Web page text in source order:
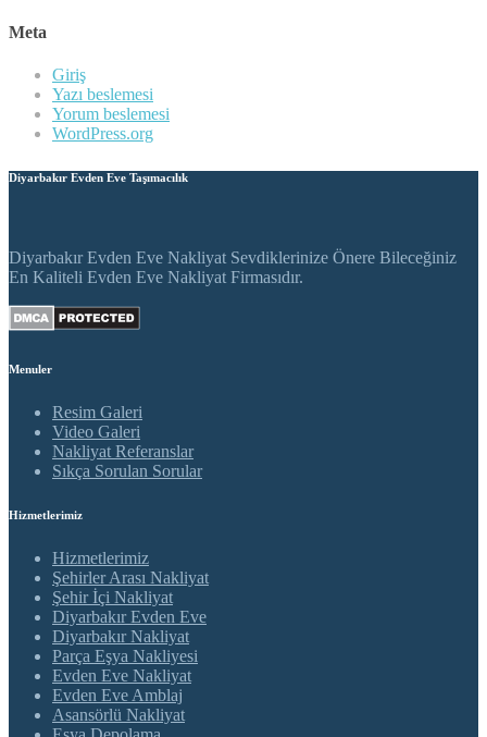
Meta
Giriş
Yazı beslemesi
Yorum beslemesi
WordPress.org
Diyarbakır Evden Eve Taşımacılık
Diyarbakır Evden Eve Nakliyat Sevdiklerinize Önere Bileceğiniz
En Kaliteli Evden Eve Nakliyat Firmasıdır.
Menuler
Resim Galeri
Video Galeri
Nakliyat Referanslar
Sıkça Sorulan Sorular
Hizmetlerimiz
Hizmetlerimiz
Şehirler Arası Nakliyat
Şehir İçi Nakliyat
Diyarbakır Evden Eve
Diyarbakır Nakliyat
Parça Eşya Nakliyesi
Evden Eve Nakliyat
Evden Eve Amblaj
Asansörlü Nakliyat